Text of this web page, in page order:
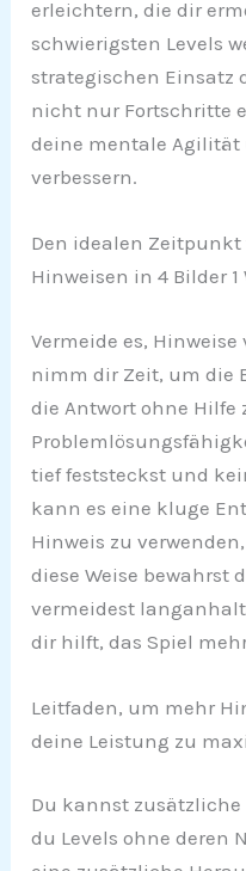
erleichtern, die dir
schwierigsten Levels
strategischen Einsatz
nicht nur Fortschritte
deine mentale Agilität
verbessern.
Den idealen Zeitpunkt
Hinweisen in 4 Bilder
Vermeide es,
nimm dir Zeit, um die
die Antwort ohne
tief feststeckst und
kann es eine kluge
Hinweis zu
diese Weise
vermeidest
dir hilft, das Spiel
Leitfaden, um mehr
deine Leistung zu
Du kannst
du Levels ohne deren